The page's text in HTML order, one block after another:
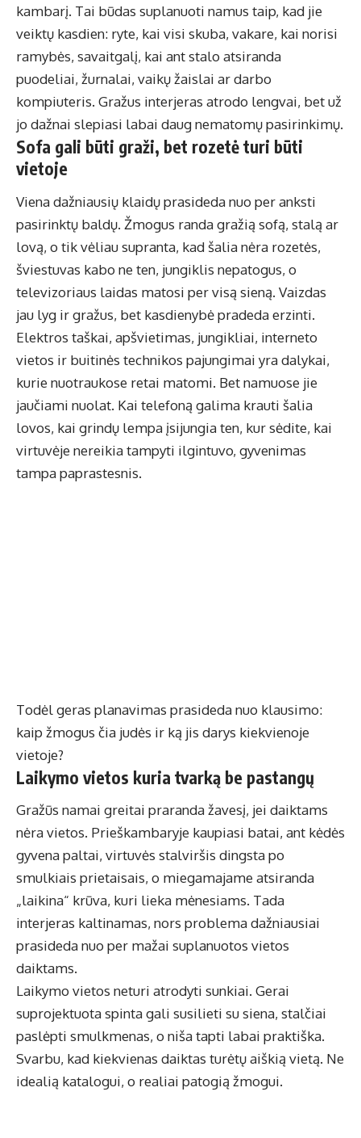
kambarį. Tai būdas suplanuoti namus taip, kad jie
veiktų kasdien: ryte, kai visi skuba, vakare, kai norisi
ramybės, savaitgalį, kai ant stalo atsiranda
puodeliai, žurnalai, vaikų žaislai ar darbo
kompiuteris. Gražus interjeras atrodo lengvai, bet už
jo dažnai slepiasi labai daug nematomų pasirinkimų.
Sofa gali būti graži, bet rozetė turi būti
vietoje
Viena dažniausių klaidų prasideda nuo per anksti
pasirinktų baldų. Žmogus randa gražią sofą, stalą ar
lovą, o tik vėliau supranta, kad šalia nėra rozetės,
šviestuvas kabo ne ten, jungiklis nepatogus, o
televizoriaus laidas matosi per visą sieną. Vaizdas
jau lyg ir gražus, bet kasdienybė pradeda erzinti.
Elektros taškai, apšvietimas, jungikliai, interneto
vietos ir buitinės technikos pajungimai yra dalykai,
kurie nuotraukose retai matomi. Bet namuose jie
jaučiami nuolat. Kai telefoną galima krauti šalia
lovos, kai grindų lempa įsijungia ten, kur sėdite, kai
virtuvėje nereikia tampyti ilgintuvo, gyvenimas
tampa paprastesnis.
Todėl geras planavimas prasideda nuo klausimo:
kaip žmogus čia judės ir ką jis darys kiekvienoje
vietoje?
Laikymo vietos kuria tvarką be pastangų
Gražūs namai greitai praranda žavesį, jei daiktams
nėra vietos. Prieškambaryje kaupiasi batai, ant kėdės
gyvena paltai, virtuvės stalviršis dingsta po
smulkiais prietaisais, o miegamajame atsiranda
„laikina“ krūva, kuri lieka mėnesiams. Tada
interjeras kaltinamas, nors problema dažniausiai
prasideda nuo per mažai suplanuotos vietos
daiktams.
Laikymo vietos neturi atrodyti sunkiai. Gerai
suprojektuota spinta gali susilieti su siena, stalčiai
paslėpti smulkmenas, o niša tapti labai praktiška.
Svarbu, kad kiekvienas daiktas turėtų aiškią vietą. Ne
idealią katalogui, o realiai patogią žmogui.